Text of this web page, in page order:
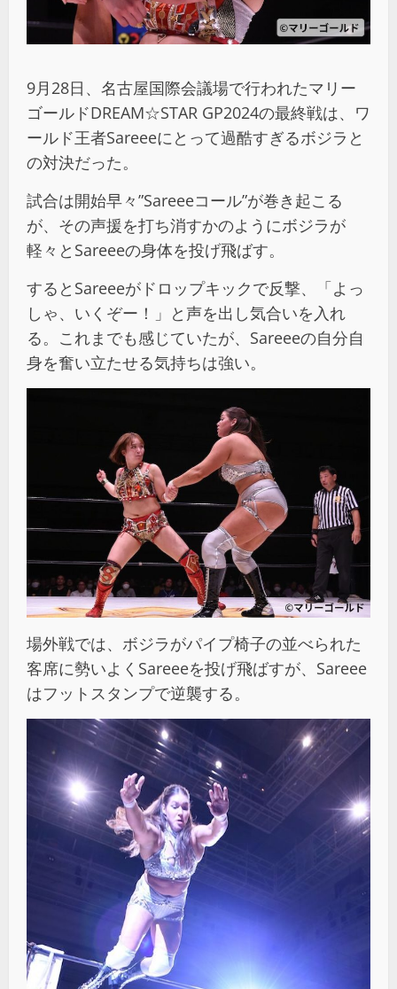
9月28日、名古屋国際会議場で行われたマリー
ゴールドDREAM☆STAR GP2024の最終戦は、ワ
ールド王者Sareeeにとって過酷すぎるボジラと
の対決だった。
試合は開始早々”Sareeeコール”が巻き起こる
が、その声援を打ち消すかのようにボジラが
軽々とSareeeの身体を投げ飛ばす。
するとSareeeがドロップキックで反撃、「よっ
しゃ、いくぞー！」と声を出し気合いを入れ
る。これまでも感じていたが、Sareeeの自分自
身を奮い立たせる気持ちは強い。
場外戦では、ボジラがパイプ椅子の並べられた
客席に勢いよくSareeeを投げ飛ばすが、Sareee
はフットスタンプで逆襲する。